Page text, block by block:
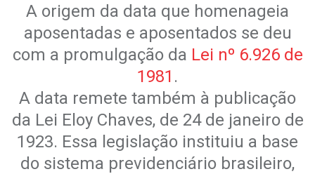
A origem da data que homenageia
aposentadas e aposentados se deu
com a promulgação da Lei nº 6.926 de
1981 .
A data remete também à publicação
da Lei Eloy Chaves, de 24 de janeiro de
1923. Essa legislação instituiu a base
do sistema previdenciário brasileiro,